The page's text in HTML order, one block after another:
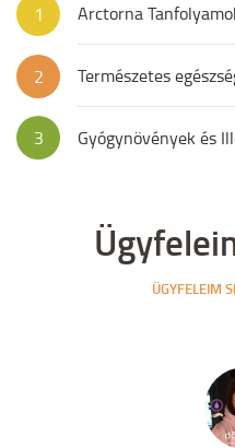
1 Arctorna
2 Természetes
3 Gyógynövények és
ÜGYFELEIM